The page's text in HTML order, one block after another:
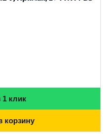
1 клик
корзину